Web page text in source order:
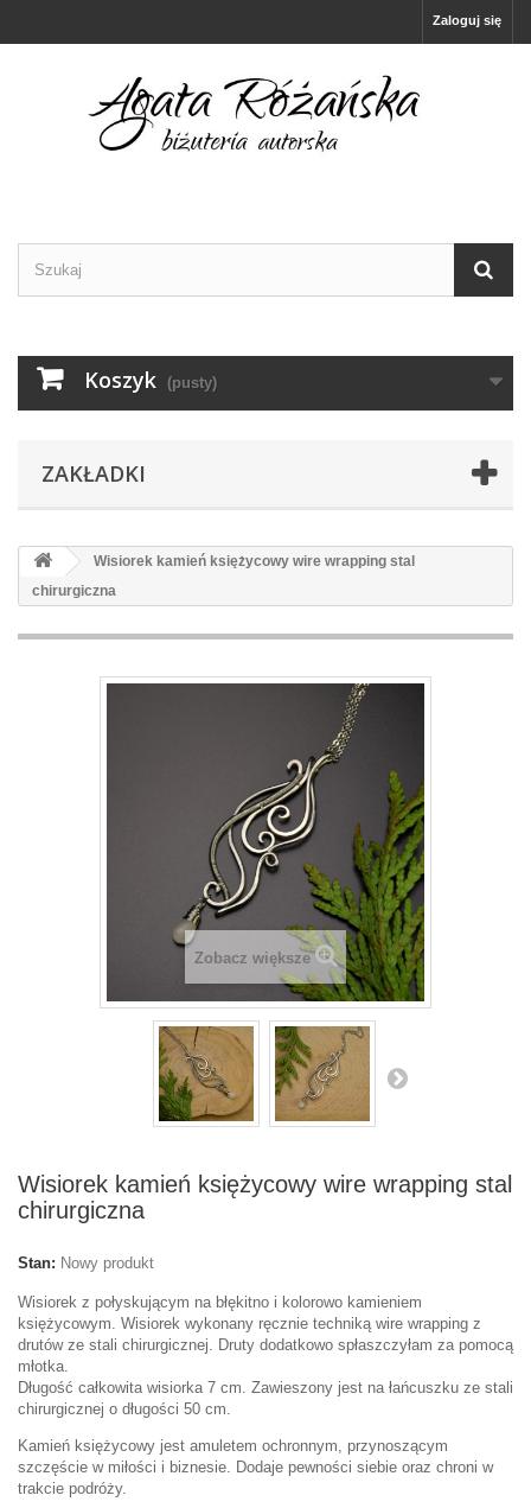
Zaloguj się
Koszyk (pusty)
ZAKŁADKI
Wisiorek kamień księżycowy wire wrapping stal
chirurgiczna
Zobacz większe
Wisiorek kamień księżycowy wire wrapping stal
chirurgiczna
Stan: Nowy produkt
Wisiorek z połyskującym na błękitno i kolorowo kamieniem
księżycowym. Wisiorek wykonany ręcznie techniką wire wrapping z
drutów ze stali chirurgicznej. Druty dodatkowo spłaszczyłam za pomocą
młotka.
Długość całkowita wisiorka 7 cm. Zawieszony jest na łańcuszku ze stali
chirurgicznej o długości 50 cm.
Kamień księżycowy jest amuletem ochronnym, przynoszącym
szczęście w miłości i biznesie. Dodaje pewności siebie oraz chroni w
trakcie podróży.